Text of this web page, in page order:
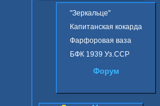
"Зеркальце"
Капитанская кокарда
Фарфоровая ваза
БФК 1939 Уз.ССР
Форум